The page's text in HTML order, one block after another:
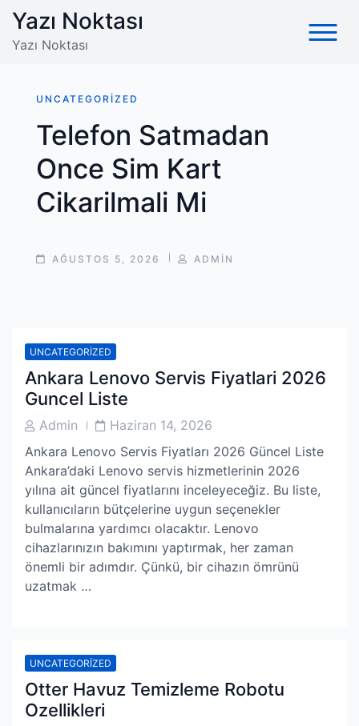
Skip
content
Yazı Noktası
Yazı Noktası
UNCATEGORIZED
Telefon Satmadan
Once Sim Kart
Cikarilmali Mi
POST
DATEAĞUSTOS 5, 2026
AUTHOR
ADMIN
UNCATEGORIZED
Ankara Lenovo Servis Fiyatlari 2026
Guncel Liste
PostAdmin
PostHaziran 14, 2026
Ankara Lenovo Servis Fiyatları 2026 Güncel Liste
Ankara’daki Lenovo servis hizmetlerinin 2026
yılına ait güncel fiyatlarını inceleyeceğiz. Bu liste,
kullanıcıların bütçelerine uygun seçenekler
bulmalarına yardımcı olacaktır. Lenovo
cihazlarınızın bakımını yaptırmak, her zaman
önemli bir adımdır. Çünkü, bir cihazın ömrünü
uzatmak …
UNCATEGORIZED
Otter Havuz Temizleme Robotu
Ozellikleri